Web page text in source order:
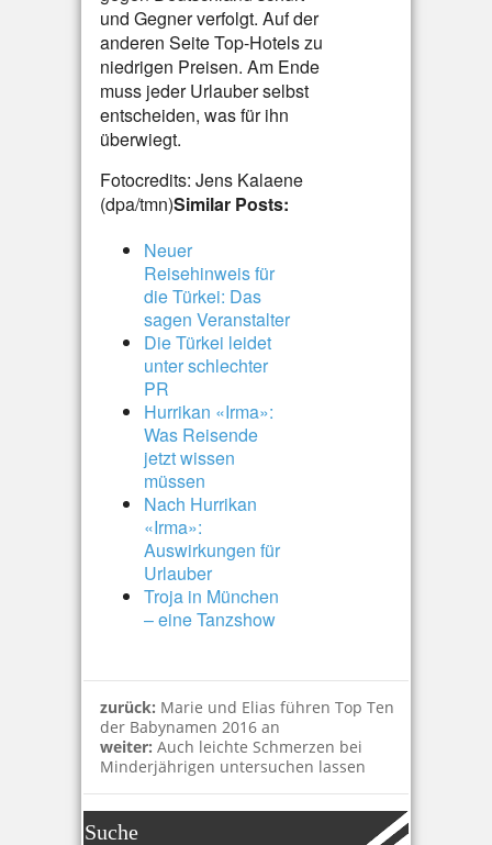
und Gegner verfolgt. Auf der
anderen Seite Top-Hotels zu
niedrigen Preisen. Am Ende
muss jeder Urlauber selbst
entscheiden, was für ihn
überwiegt.
Fotocredits: Jens Kalaene
(dpa/tmn)Similar Posts:
Neuer
Reisehinweis für
die Türkei: Das
sagen Veranstalter
Die Türkei leidet
unter schlechter
PR
Hurrikan «Irma»:
Was Reisende
jetzt wissen
müssen
Nach Hurrikan
«Irma»:
Auswirkungen für
Urlauber
Troja in München
– eine Tanzshow
zurück: Marie und Elias führen Top Ten
der Babynamen 2016 an
weiter: Auch leichte Schmerzen bei
Minderjährigen untersuchen lassen
Suche